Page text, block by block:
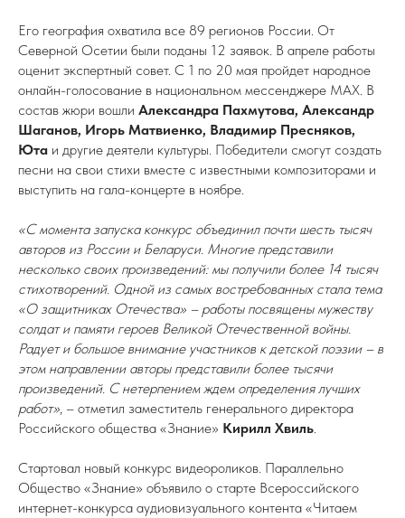
Его география охватила все 89 регионов России. От
Северной Осетии были поданы 12 заявок. В апреле работы
оценит экспертный совет. С 1 по 20 мая пройдет народное
онлайн-голосование в национальном мессенджере MAX. В
состав жюри вошли Александра Пахмутова, Александр
Шаганов, Игорь Матвиенко, Владимир Пресняков,
Юта и другие деятели культуры. Победители смогут создать
песни на свои стихи вместе с известными композиторами и
выступить на гала-концерте в ноябре.
«С момента запуска конкурс объединил почти шесть тысяч
авторов из России и Беларуси. Многие представили
несколько своих произведений: мы получили более 14 тысяч
стихотворений. Одной из самых востребованных стала тема
«О защитниках Отечества» – работы посвящены мужеству
солдат и памяти героев Великой Отечественной войны.
Радует и большое внимание участников к детской поэзии – в
этом направлении авторы представили более тысячи
произведений. С нетерпением ждем определения лучших
работ», – отметил заместитель генерального директора
Российского общества «Знание» Кирилл Хвиль.
Стартовал новый конкурс видеороликов. Параллельно
Общество «Знание» объявило о старте Всероссийского
интернет-конкурса аудиовизуального контента «Читаем